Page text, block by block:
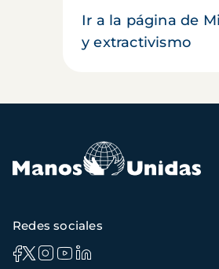
Ir a la página de
y extractivismo
Redes sociales